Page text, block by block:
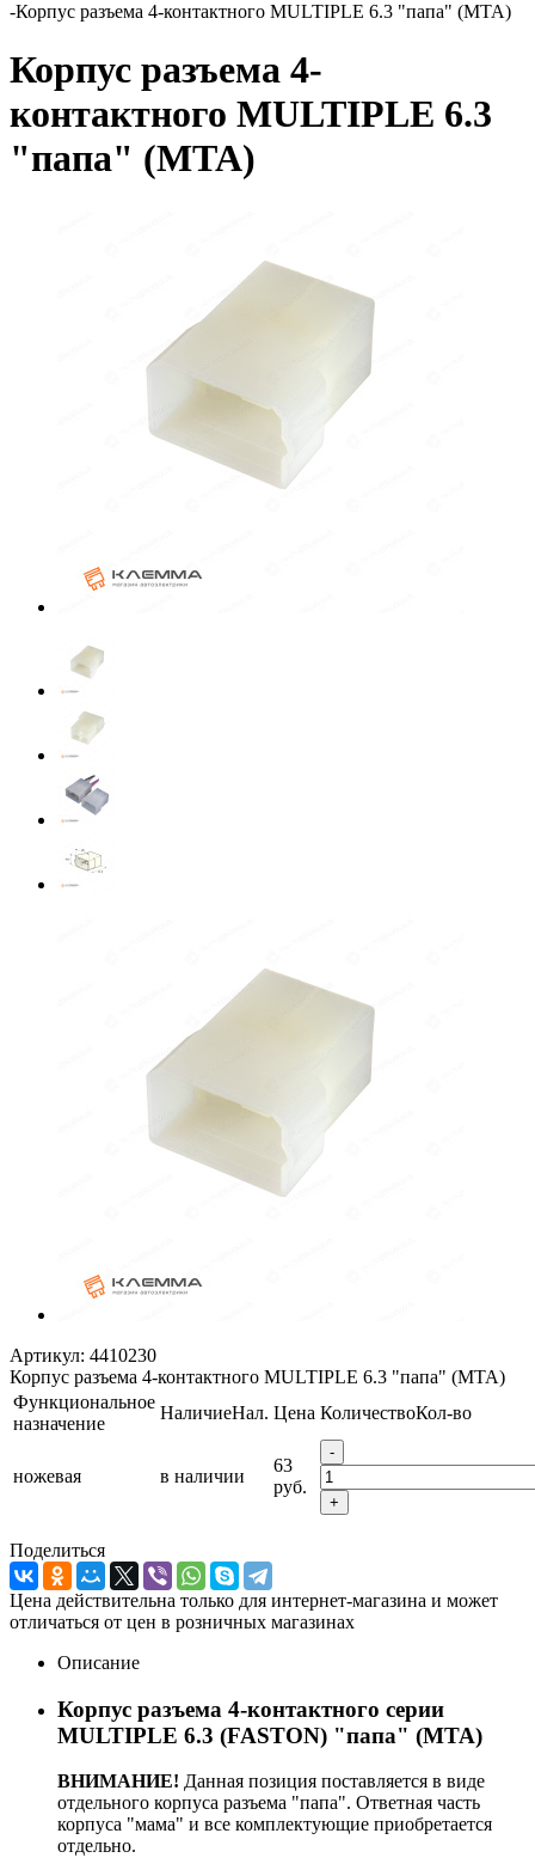
-Корпус разъема 4-контактного MULTIPLE 6.3 "папа" (MTA)
Корпус разъема 4-
контактного MULTIPLE 6.3
"папа" (MTA)
Артикул: 4410230
Корпус разъема 4-контактного MULTIPLE 6.3 "папа" (MTA)
Функциональное
назначение
НаличиеНал. Цена КоличествоКол-во
ножевая в наличии
63
руб.
-
+
Поделиться
Цена действительна только для интернет-магазина и может
отличаться от цен в розничных магазинах
Описание
Корпус разъема 4-контактного серии
MULTIPLE 6.3 (FASTON) "папа" (MTA)
ВНИМАНИЕ! Данная позиция поставляется в виде
отдельного корпуса разъема "папа". Ответная часть
корпуса "мама" и все комплектующие приобретается
отдельно.